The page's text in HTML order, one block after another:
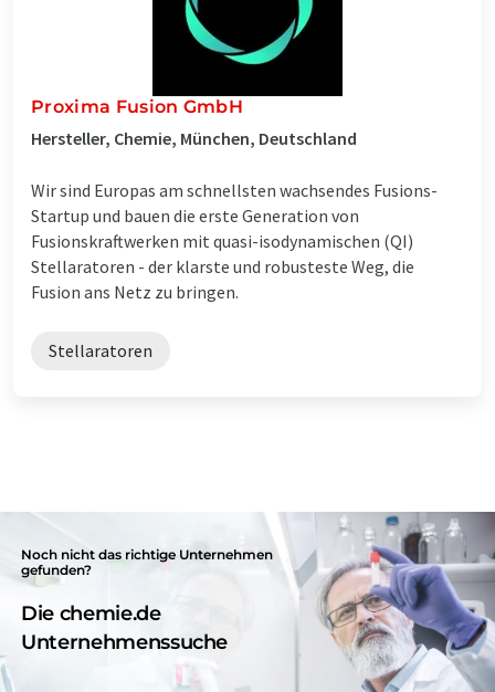
Proxima Fusion GmbH
Hersteller, Chemie, München, Deutschland
Wir sind Europas am schnellsten wachsendes Fusions-
Startup und bauen die erste Generation von
Fusionskraftwerken mit quasi-isodynamischen (QI)
Stellaratoren - der klarste und robusteste Weg, die
Fusion ans Netz zu bringen.
Stellaratoren
Noch nicht das richtige Unternehmen
gefunden?
Die chemie.de
Unternehmenssuche